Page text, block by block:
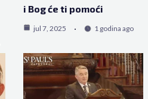
i Bog će ti pomoći
jul 7, 2025 1 godina ago